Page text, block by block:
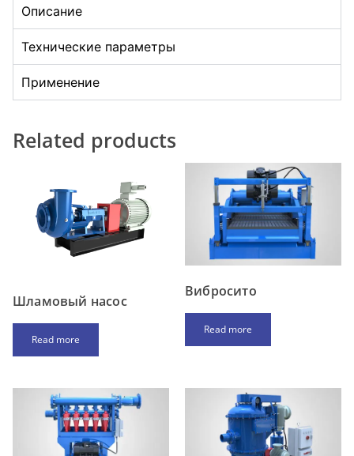
Описание
Технические параметры
Применение
Related products
Шламовый насос
Read more
Вибросито
Read more